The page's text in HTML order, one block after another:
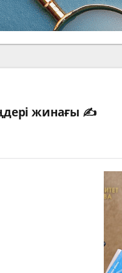
жинағы ✍️